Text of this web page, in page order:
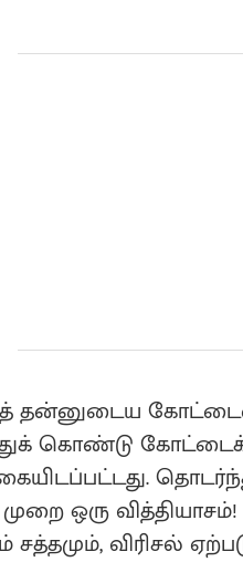
கொண்டு கோட்டைக்
ஒரு
சத்தமும், விரிசல்